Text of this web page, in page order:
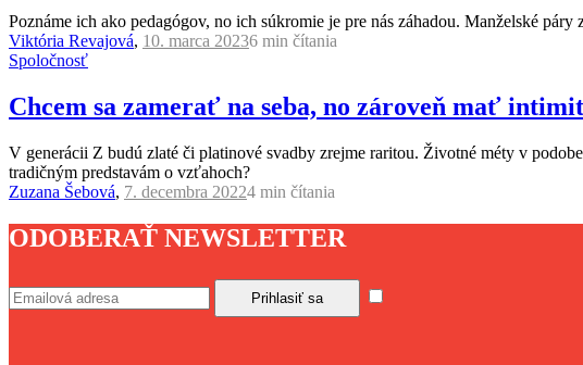
Poznáme ich ako pedagógov, no ich súkromie je pre nás záhadou. Manželské
Viktória Revajová, 10. marca 20236 min čítania
Spoločnosť
Chcem sa zamerať na seba, no zároveň mať
V generácii Z budú zlaté či platinové svadby zrejme raritou. Životné méty v
tradičným predstavám o vzťahoch?
Zuzana Šebová, 7. decembra 20224 min čítania
ODOBERAŤ NEWSLETTER